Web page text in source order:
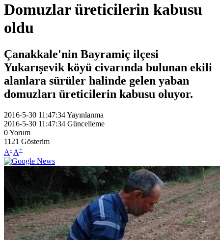
Domuzlar üreticilerin kabusu
oldu
Çanakkale'nin Bayramiç ilçesi
Yukarışevik köyü civarında bulunan ekili
alanlara sürüler halinde gelen yaban
domuzları üreticilerin kabusu oluyor.
2016-5-30 11:47:34Yayınlanma
2016-5-30 11:47:34 Güncelleme
0Yorum
1121 Gösterim
A- A+